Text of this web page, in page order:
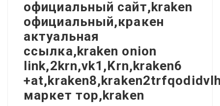
официальный сайт,kraken
официальный,кракен
актуальная
ссылка,kraken onion
link,2krn,vk1,Krn,kraken6
маркет тор,kraken